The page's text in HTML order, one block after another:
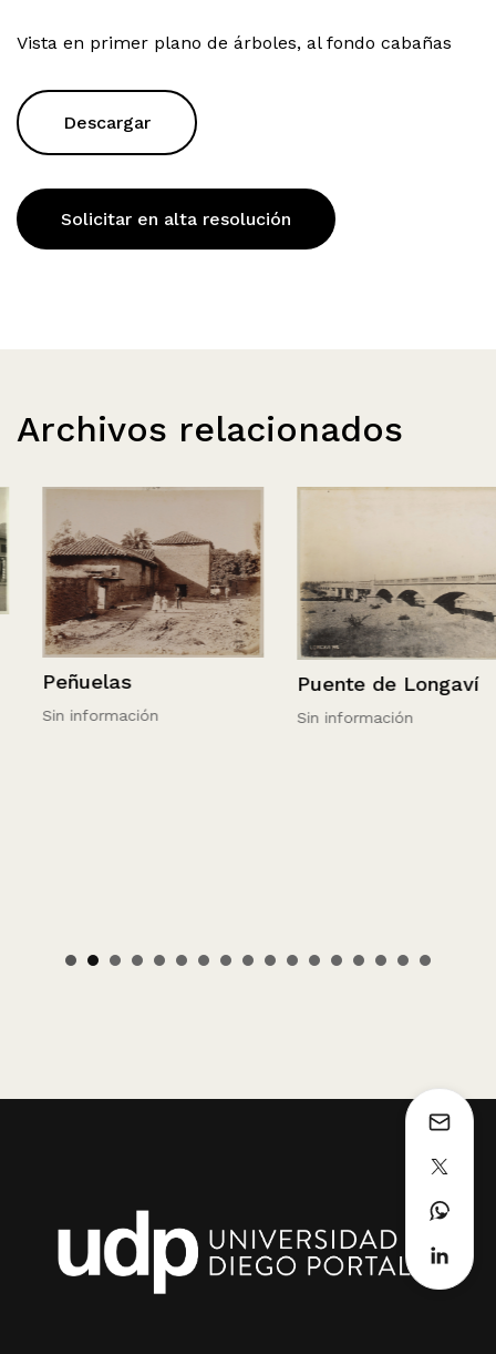
Vista en primer plano de árboles, al fondo cabañas
Descargar
Solicitar en alta resolución
Archivos relacionados
Peñuelas
Sin información
Puente de Longaví
Sin información